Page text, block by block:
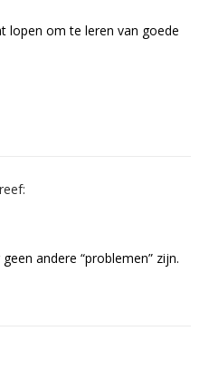
lopen om te leren van goede
andere “problemen” zijn.